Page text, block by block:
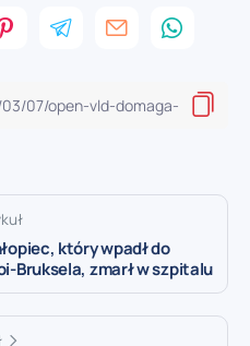
który wpadł do
Bruksela, zmarł w szpitalu